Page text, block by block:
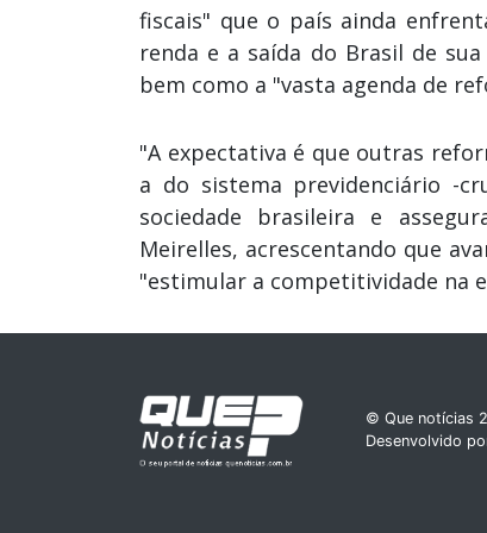
fiscais" que o país ainda
renda e a saída do Brasil de
bem como a "vasta agenda de
"A expectativa é que outras
a do sistema previdenciário -
sociedade brasileira e
Meirelles, acrescentando que
"estimular a competitividade na
© Que notícias
Desenvolvido